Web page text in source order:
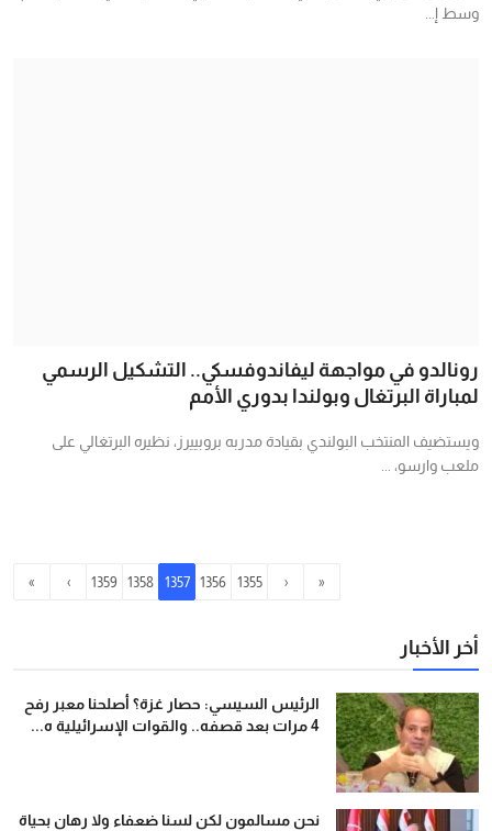
وسط إ...
رونالدو في مواجهة ليفاندوفسكي.. التشكيل الرسمي
لمباراة البرتغال وبولندا بدوري الأمم
ويستضيف المنتخب البولندي بقيادة مدربه بروبييرز، نظيره البرتغالي على
ملعب وارسو، ...
«
‹
1355
1356
1357
1358
1359
›
»
أخر الأخبار
الرئيس السيسي: حصار غزة؟ أصلحنا معبر رفح
4 مرات بعد قصفه.. والقوات الإسرائيلية ه...
نحن مسالمون لكن لسنا ضعفاء ولا رهان بحياة